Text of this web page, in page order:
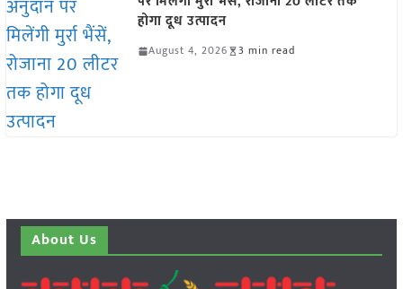
होगा दूध उत्पादन
August 4, 2026 3 min read
About Us